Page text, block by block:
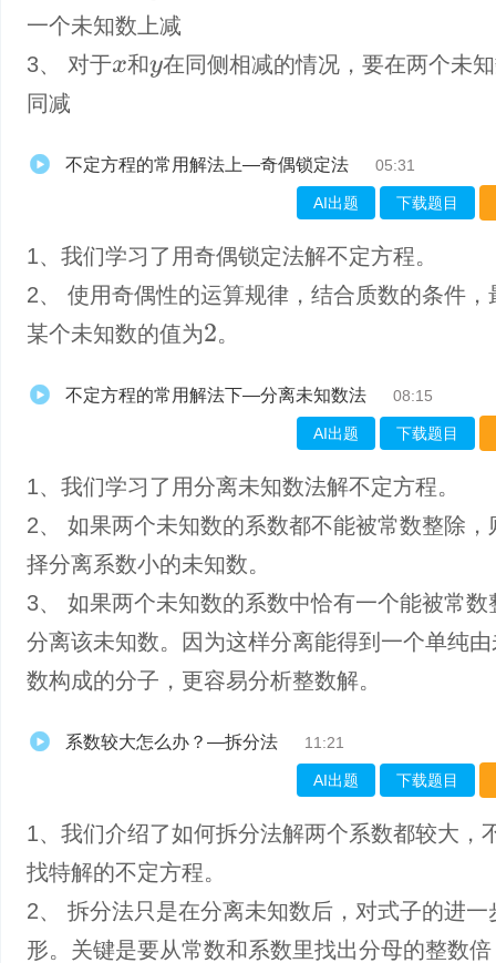
一个未知数上减
3、 对于x 和y 在同侧相减的情况，要在两个未
同减
不定方程的常用解法上—奇偶锁定法 05:31
AI出题 下载题目
1、我们学习了用奇偶锁定法解不定方程。
2、 使用奇偶性的运算规律，结合质数的条件，
某个未知数的值为2 。
不定方程的常用解法下—分离未知数法 08:15
AI出题 下载题目
1、我们学习了用分离未知数法解不定方程。
2、 如果两个未知数的系数都不能被常数整除，
择分离系数小的未知数。
3、 如果两个未知数的系数中恰有一个能被常数
分离该未知数。因为这样分离能得到一个单纯
数构成的分子，更容易分析整数解。
系数较大怎么办？—拆分法 11:21
AI出题 下载题目
1、我们介绍了如何拆分法解两个系数都较大，
找特解的不定方程。
2、 拆分法只是在分离未知数后，对式子的进一
形。关键是要从常数和系数里找出分母的整数